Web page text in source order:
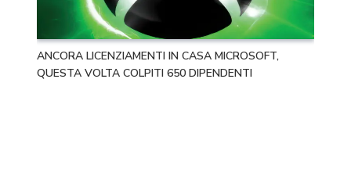
ANCORA LICENZIAMENTI IN CASA MICROSOFT,
QUESTA VOLTA COLPITI 650 DIPENDENTI